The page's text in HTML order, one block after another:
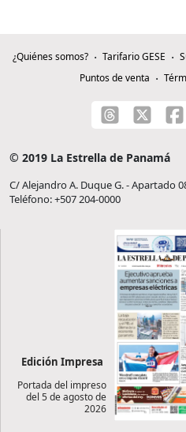
¿Quiénes somos? Tarifario GESE
Puntos de venta
© 2019 La Estrella de Panamá
C/ Alejandro A. Duque G. - Apartado
Teléfono: +507 204-0000
Edición Impresa
Portada del impreso
del 5 de agosto de
2026